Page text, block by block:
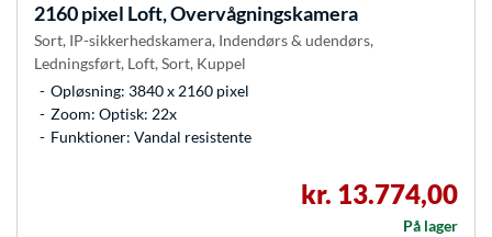
2160 pixel Loft, Overvågningskamera
Sort, IP-sikkerhedskamera, Indendørs & udendørs,
Ledningsført, Loft, Sort, Kuppel
Opløsning: 3840 x 2160 pixel
Zoom: Optisk: 22x
Funktioner: Vandal resistente
kr. 13.774,00
På lager